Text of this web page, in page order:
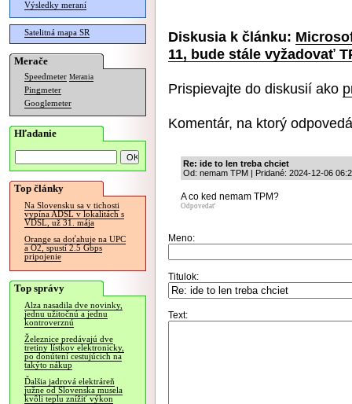
Výsledky meraní
Satelitná mapa SR
Merače
Speedmeter Merania
Pingmeter
Googlemeter
Hľadanie
Top články
Na Slovensku sa v tichosti
vypína ADSL v lokalitách s
VDSL, už 31. mája
Orange sa doťahuje na UPC
a O2, spustí 2.5 Gbps
pripojenie
Top správy
Alza nasadila dve novinky,
jednu užitočnú a jednu
kontroverznú
Železnice predávajú dve
tretiny lístkov elektronicky,
po donútení cestujúcich na
takýto nákup
Ďalšia jadrová elektráreň
južne od Slovenska musela
kvôli teplu znížiť výkon
Diskusia k článku:
11, bude stále vyžadovať
Prispievajte do diskusií ako
Komentár, na ktorý
Re: ide to len treba chciet
Od: nemam TPM | Pridané: 2024-12-06
A co ked nemam TPM?
Odpovedať
Meno:
Titulok:
Text: